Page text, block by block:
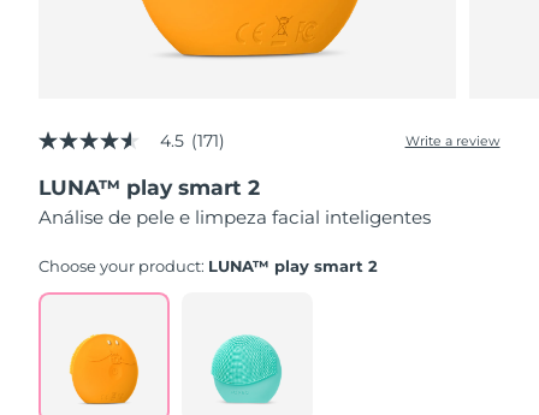
4.5
of
5
stars,
rating
Read
Reviews.
Same
page
link.
4.5 (171) Write a review
LUNA™ play smart 2
Análise de pele e limpeza facial inteligentes
Choose your product: LUNA™ play smart 2